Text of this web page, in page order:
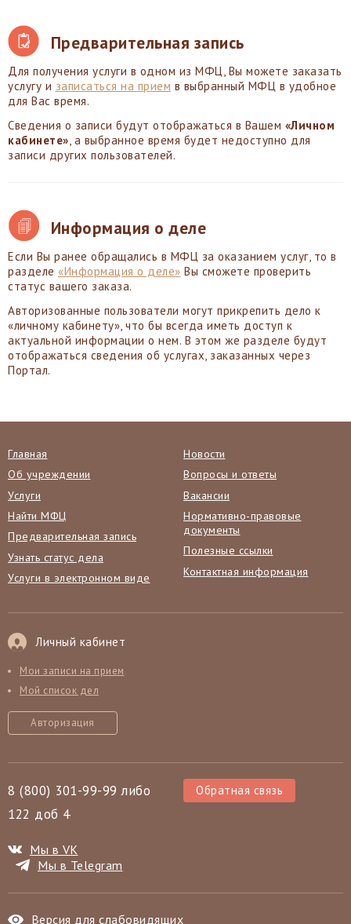
Предварительная запись
Для получения услуги в одном из МФЦ, Вы можете заказать
услугу и записаться на прием в выбранный МФЦ в удобное
для Вас время.
Сведения о записи будут отображаться в Вашем «Личном
кабинете», а выбранное время будет недоступно для
записи других пользователей.
Информация о деле
Если Вы ранее обращались в МФЦ за оказанием услуг, то в
разделе «Информация о деле» Вы сможете проверить
статус вашего заказа.
Авторизованные пользователи могут прикрепить дело к
«личному кабинету», что бы всегда иметь доступ к
актуальной информации о нем. В этом же разделе будут
отображаться сведения об услугах, заказанных через
Портал.
Главная
Об учреждении
Услуги
Найти МФЦ
Предварительная запись
Узнать статус дела
Услуги в электронном виде
Новости
Вопросы и ответы
Вакансии
Нормативно-правовые
документы
Полезные ссылки
Контактная информация
Личный кабинет
Мои записи на прием
Мой список дел
Авторизация
8 (800) 301-99-99 либо
122 доб 4
Обратная связь
Мы в VK
Мы в Telegram
Версия для слабовидящих